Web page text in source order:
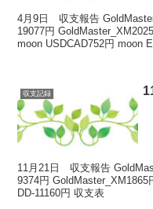
4月9日 収支報告
19077円
moon USDCAD752円 moon
収支記録
11月21日 収支報告
9374円
DD-11160円 収支表